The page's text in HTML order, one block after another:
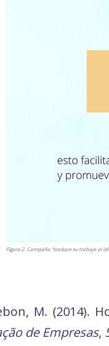
Figura 2. Campaña “traduce tu trabajo al
M. (2014).
de Empresas,